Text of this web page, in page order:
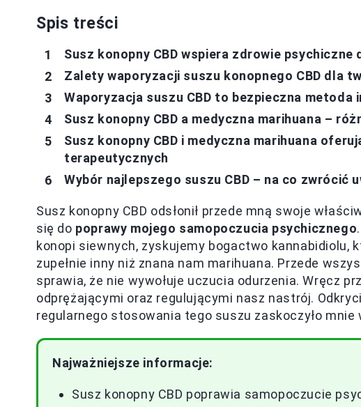
Spis treści
Susz konopny CBD wspiera zdrowie
Zalety waporyzacji suszu konopnego CBD dla
Waporyzacja suszu CBD to bezpieczna metoda
Susz konopny CBD a medyczna marihuana –
Susz konopny CBD i medyczna marihuana
terapeutycznych
Wybór najlepszego suszu CBD – na co zwrócić
Susz konopny CBD odsłonił przede mną swoje
się do poprawy mojego samopoczucia psychicznego
konopi siewnych, zyskujemy bogactwo kannabidiolu,
zupełnie inny niż znana nam marihuana. Przede
sprawia, że nie wywołuje uczucia odurzenia. Wręcz
odprężającymi oraz regulującymi nasz nastrój.
regularnego stosowania tego suszu zaskoczyło mnie
Najważniejsze informacje:
Susz konopny CBD poprawia samopoczucie